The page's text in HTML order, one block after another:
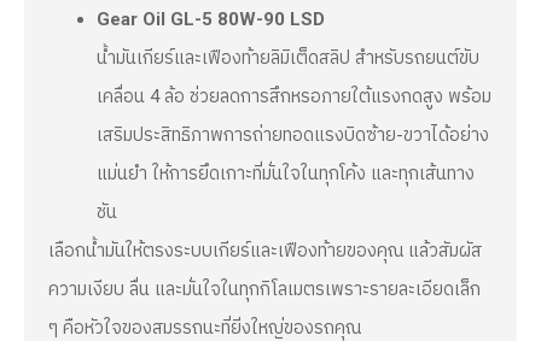
Gear Oil GL-5 80W-90 LSD
น้ำมันเกียร์และเฟืองท้ายลิมิเต็ดสลิป สำหรับรถยนต์ขับ
เคลื่อน 4 ล้อ ช่วยลดการสึกหรอภายใต้แรงกดสูง พร้อม
เสริมประสิทธิภาพการถ่ายทอดแรงบิดซ้าย-ขวาได้อย่าง
แม่นยำ ให้การยึดเกาะที่มั่นใจในทุกโค้ง และทุกเส้นทาง
ชัน
เลือกน้ำมันให้ตรงระบบเกียร์และเฟืองท้ายของคุณ แล้วสัมผัส
ความเงียบ ลื่น และมั่นใจในทุกกิโลเมตรเพราะรายละเอียดเล็ก
ๆ คือหัวใจของสมรรถนะที่ยิ่งใหญ่ของรถคุณ